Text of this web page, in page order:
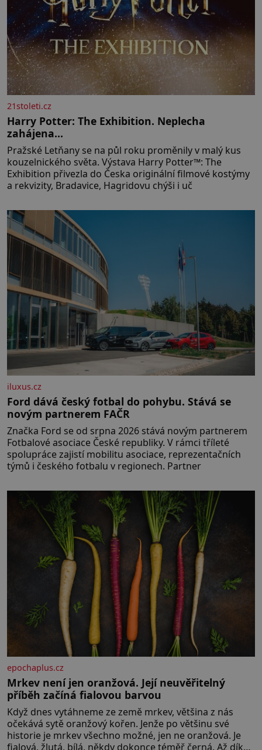
21stoleti.cz
Harry Potter: The Exhibition. Neplecha
zahájena…
Pražské Letňany se na půl roku proměnily v malý kus
kouzelnického světa. Výstava Harry Potter™: The
Exhibition přivezla do Česka originální filmové kostýmy
a rekvizity, Bradavice, Hagridovu chýši i uč
iluxus.cz
Ford dává český fotbal do pohybu. Stává se
novým partnerem FAČR
Značka Ford se od srpna 2026 stává novým partnerem
Fotbalové asociace České republiky. V rámci tříleté
spolupráce zajistí mobilitu asociace, reprezentačních
týmů i českého fotbalu v regionech. Partner
epochaplus.cz
Mrkev není jen oranžová. Její neuvěřitelný
příběh začíná fialovou barvou
Když dnes vytáhneme ze země mrkev, většina z nás
očekává sytě oranžový kořen. Jenže po většinu své
historie je mrkev všechno možné, jen ne oranžová. Je
fialová, žlutá, bílá, někdy dokonce téměř černá. Až díky